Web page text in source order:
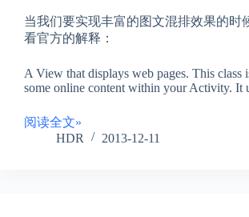
当我们要实现丰富的图文混排效果的时
看官方的解释：
A View that displays web pages. This
some online content within your Activity.
阅读全文»
HDR
2013-12-11